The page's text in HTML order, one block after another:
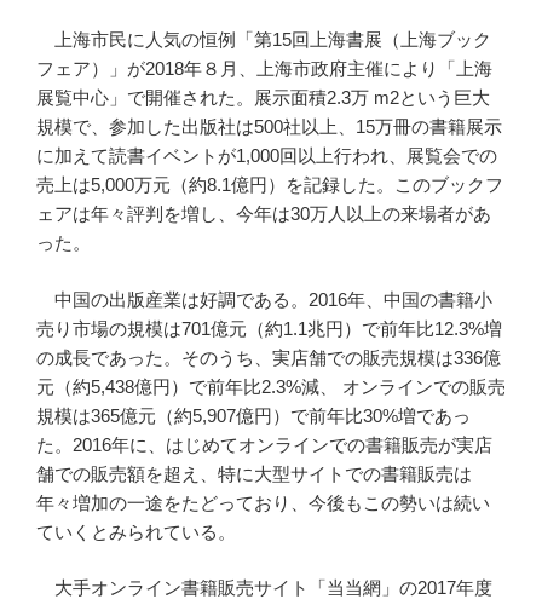
上海市民に人気の恒例「第15回上海書展（上海ブック
フェア）」が2018年８月、上海市政府主催により「上海
展覧中心」で開催された。展示面積2.3万 m2という巨大
規模で、参加した出版社は500社以上、15万冊の書籍展示
に加えて読書イベントが1,000回以上行われ、展覧会での
売上は5,000万元（約8.1億円）を記録した。このブックフ
ェアは年々評判を増し、今年は30万人以上の来場者があ
った。
中国の出版産業は好調である。2016年、中国の書籍小
売り市場の規模は701億元（約1.1兆円）で前年比12.3%増
の成長であった。そのうち、実店舗での販売規模は336億
元（約5,438億円）で前年比2.3%減、 オンラインでの販売
規模は365億元（約5,907億円）で前年比30%増であっ
た。2016年に、はじめてオンラインでの書籍販売が実店
舗での販売額を超え、特に大型サイトでの書籍販売は
年々増加の一途をたどっており、今後もこの勢いは続い
ていくとみられている。
大手オンライン書籍販売サイト「当当網」の2017年度